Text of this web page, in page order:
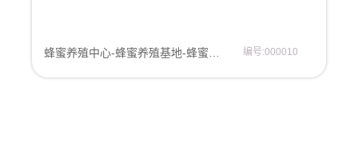
蜂蜜养殖中心-蜂蜜养殖基地-蜂蜜生成销售公司网站模板 编号:000010